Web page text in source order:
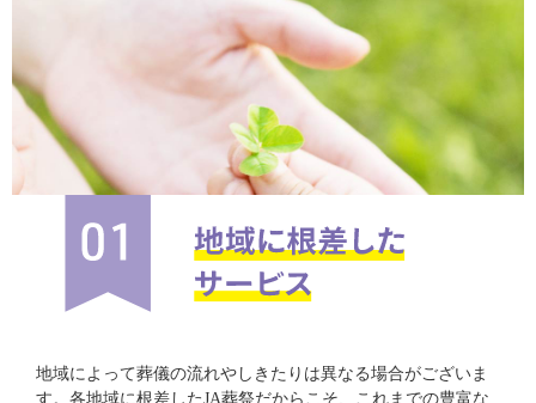
地域によって葬儀の流れやしきたりは異なる場合がございま
す。各地域に根差したJA葬祭だからこそ、これまでの豊富な